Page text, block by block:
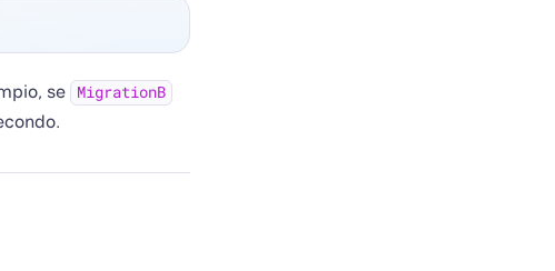
se MigrationB